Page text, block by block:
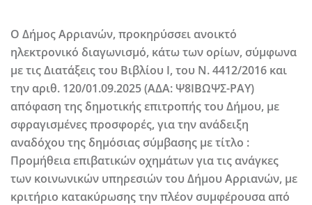
Ο Δήμος Αρριανών, προκηρύσσειανοικτό
ηλεκτρονικό διαγωνισμό, κάτω των ορίων, σύμφωνα
με τις Διατάξεις του Βιβλίου Ι, του Ν. 4412/2016 και
την αριθ. 120/01.09.2025 (ΑΔΑ: Ψ8ΙΒΩΨΣ-ΡΑΥ)
απόφαση της δημοτικής επιτροπής του Δήμου, με
σφραγισμένες προσφορές, για την ανάδειξη
αναδόχου της δημόσιας σύμβασης με τίτλο :
Προμήθεια επιβατικών οχημάτων για τις ανάγκες
των κοινωνικών υπηρεσιών του Δήμου Αρριανών, με
κριτήριο κατακύρωσης την πλέον συμφέρουσα από